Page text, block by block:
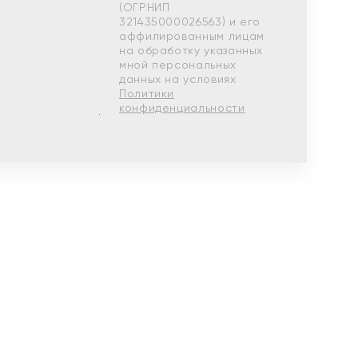
(ОГРНИП
321435000026563) и его
аффилированным лицам
на обработку указанных
мной персональных
данных на условиях
Политики
конфиденциальности